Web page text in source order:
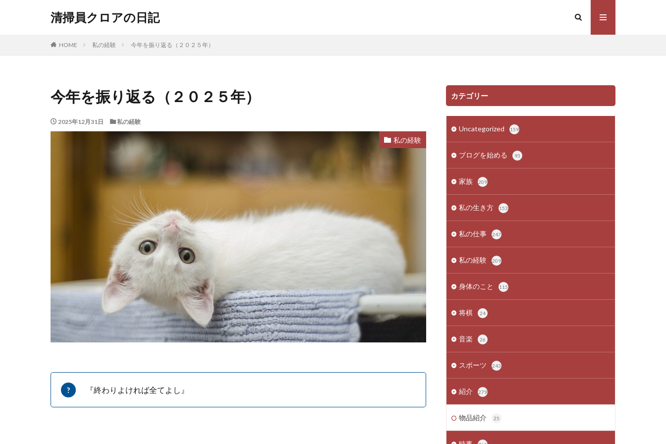
清掃員クロアの日記
HOME 私の経験 今年を振り返る（２０２５年）
今年を振り返る（２０２５年）
2025年12月31日 私の経験
私の経験
『終わりよければ全てよし』
カテゴリー
Uncategorized 159
ブログを始める 93
家族 209
私の生き方 153
私の仕事 247
私の経験 209
身体のこと 115
将棋 24
音楽 26
スポーツ 243
紹介 279
物品紹介 25